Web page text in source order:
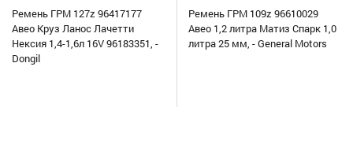
Ремень ГРМ 127z 96417177
Авео Круз Ланос Лачетти
Нексия 1,4-1,6л 16V 96183351, -
Dongil
Ремень ГРМ 109z 96610029
Авео 1,2 литра Матиз Спарк 1,0
литра 25 мм, - General Motors